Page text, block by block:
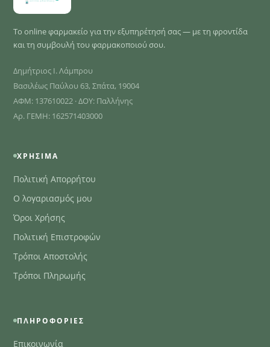
Το online φαρμακείο για την εξυπηρέτησή σας — με τη φροντίδα
και τη συμβουλή του φαρμακοποιού σου.
Δημήτριος Ι. Λάμπρου
Βασιλέως Παύλου 63, Σπάτα, 19004
ΑΦΜ: 137610022 · ΔΟΥ: Παλλήνης
Αρ. ΓΕΜΗ: 162571403000
ΧΡΉΣΙΜΑ
Πολιτική Απορρήτου
Ο λογαριασμός μου
Όροι Χρήσης
Πολιτική Επιστροφών
Τρόποι Αποστολής
Τρόποι Πληρωμής
ΠΛΗΡΟΦΟΡΊΕΣ
Επικοινωνία